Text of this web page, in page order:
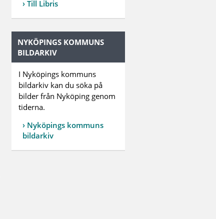
Till Libris
NYKÖPINGS KOMMUNS
BILDARKIV
I Nyköpings kommuns
bildarkiv kan du söka på
bilder från Nyköping genom
tiderna.
Nyköpings kommuns
bildarkiv